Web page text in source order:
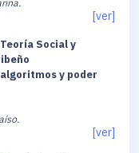
[ver]
Social y
y poder
[ver]